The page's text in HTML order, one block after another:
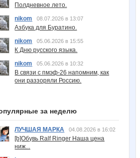
Полдневное лето.
nikom
08.07.2026 в 13:07
Азбука для Буратино.
nikom
05.06.2026 в 15:55
К Дню русского языка.
nikom
05.06.2026 в 10:32
В связи с пмэф-26 напомним, как
они раззоряли Россию.
за неделю
ЛУЧШАЯ МАРКА 04.08.2026 в 16:02
[b]Обувь Ralf Ringer Наша цена
ниж...